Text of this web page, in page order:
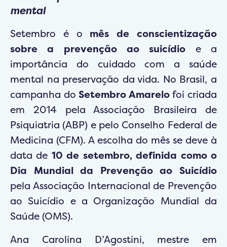
mental
Setembro é o mês de conscientização
sobre a prevenção ao suicídio e a
importância do cuidado com a saúde
mental na preservação da vida. No Brasil, a
campanha doSetembro Amarelofoi criada
em 2014 pela Associação Brasileira de
Psiquiatria (ABP) e pelo Conselho Federal de
Medicina (CFM). A escolha do mês se deve à
data de 10 de setembro, definida como o
Dia Mundial da Prevenção ao Suicídio
pela Associação Internacional de Prevenção
ao Suicídio e a Organização Mundial da
Saúde (OMS).
Ana Carolina D’Agostini, mestre em